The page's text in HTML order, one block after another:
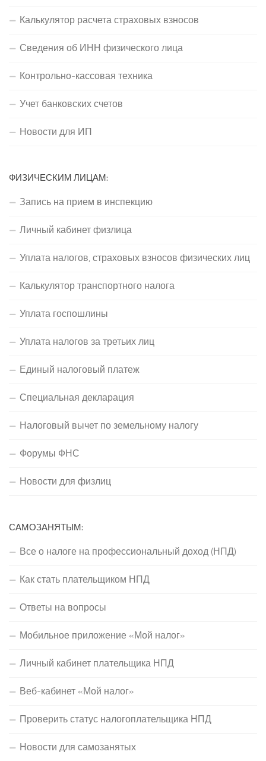
Калькулятор расчета страховых взносов
Сведения об ИНН физического лица
Контрольно-кассовая техника
Учет банковских счетов
Новости для ИП
ФИЗИЧЕСКИМ ЛИЦАМ:
Запись на прием в инспекцию
Личный кабинет физлица
Уплата налогов, страховых взносов физических лиц
Калькулятор транспортного налога
Уплата госпошлины
Уплата налогов за третьих лиц
Единый налоговый платеж
Специальная декларация
Налоговый вычет по земельному налогу
Форумы ФНС
Новости для физлиц
САМОЗАНЯТЫМ:
Все о налоге на профессиональный доход (НПД)
Как стать плательщиком НПД
Ответы на вопросы
Мобильное приложение «Мой налог»
Личный кабинет плательщика НПД
Веб-кабинет «Мой налог»
Проверить статус налогоплательщика НПД
Новости для самозанятых